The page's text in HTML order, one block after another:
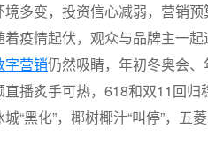
多变，投资信心减弱，营销预
疫情起伏，观众与品牌主一起
字营销仍然吸睛，年初冬奥会、
播炙手可热，618和双11回归
“黑化”，椰树椰汁“叫停”，五